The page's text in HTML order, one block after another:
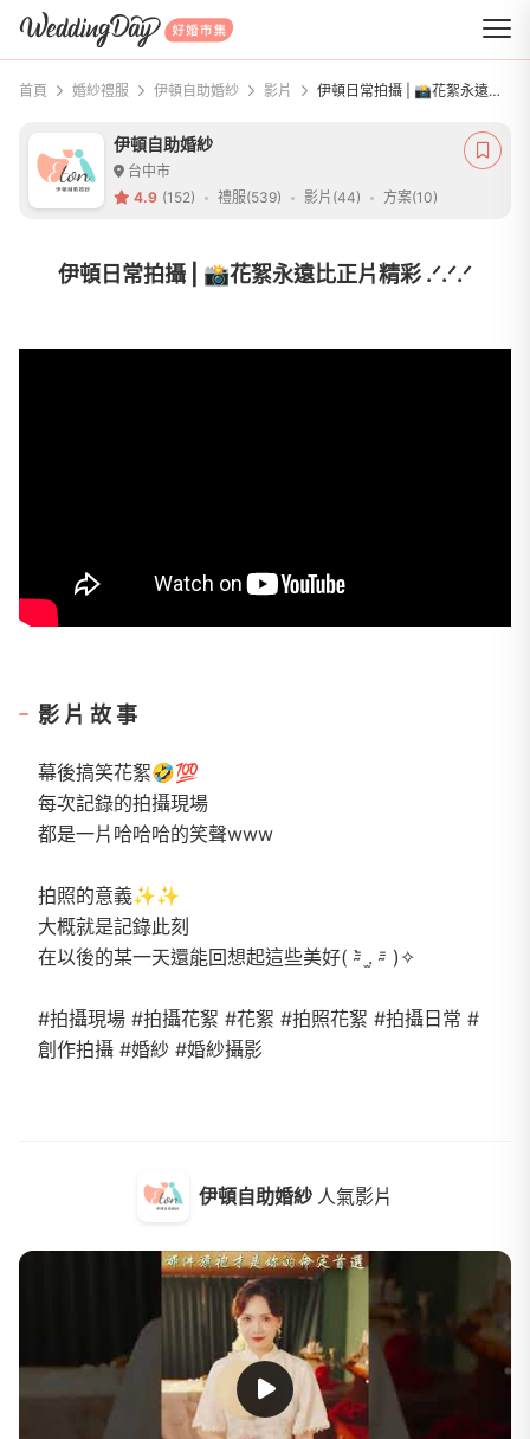
WeddingDay 好婚市集
首頁 婚紗禮服 伊頓自助婚紗 影片 伊頓日常拍攝 | 📸花絮永遠比正片精彩 .ᐟ.ᐟ.ᐟ
伊頓自助婚紗
台中市
4.9 (152) 禮服(539) 影片(44) 方案(10)
伊頓日常拍攝 | 📸花絮永遠比正片精彩 .ᐟ.ᐟ.ᐟ
影片故事
幕後搞笑花絮🤣💯
每次記錄的拍攝現場
都是一片哈哈哈的笑聲www
拍照的意義✨✨
大概就是記錄此刻
在以後的某一天還能回想起這些美好( ⁼̴̀ .̫ ⁼̴ )✧
#拍攝現場 #拍攝花絮 #花絮 #拍照花絮 #拍攝日常 #
創作拍攝 #婚紗 #婚紗攝影
伊頓自助婚紗 人氣影片